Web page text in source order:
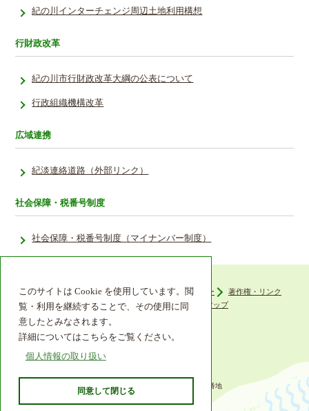
このサイトは Cookie を使用しています。閲
覧・利用を継続することで、その使用に同
意したとみなされます。
詳細についてはこちらをご覧ください。
個人情報の取り扱い
同意して閉じる
紀の川インターチェンジ周辺土地利用構想
行財政改革
紀の川市行財政改革大綱の公表について
行政組織機構改革
広域連携
紀淡連絡道路（外部リンク）
社会保障・税番号制度
社会保障・税番号制度（マイナンバー制度）
ウェブアクセシビリティ プライバシーポリシー
著作権・リンク
組織機構
リンク集 サイトマップ
〒649-6492 和歌山県紀の川市西大井338番地
TEL 0736-77-2511